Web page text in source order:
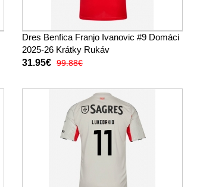
Dres Benfica Franjo Ivanovic #9 Domáci
2025-26 Krátky Rukáv
31.95€ 99.88€